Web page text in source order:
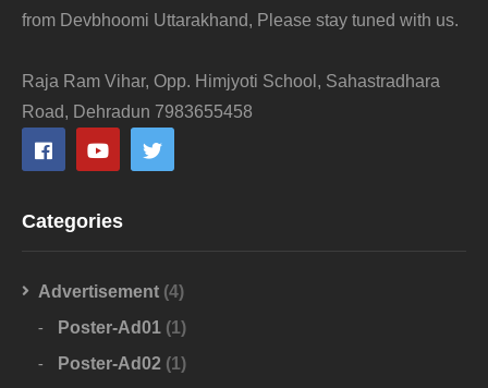
from Devbhoomi Uttarakhand, Please stay tuned with us.
Raja Ram Vihar, Opp. Himjyoti School, Sahastradhara
Road, Dehradun 7983655458
Categories
Advertisement (4)
Poster-Ad01 (1)
Poster-Ad02 (1)